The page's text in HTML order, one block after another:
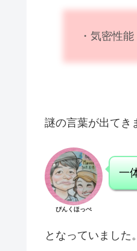
・気密性
謎の言葉が出てき
ぴんくほっぺ
一
となっていました。